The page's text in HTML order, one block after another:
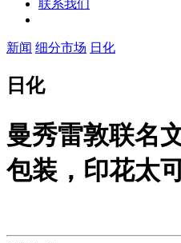
联系我们
新闻 细分市场 日化
日化
曼秀雷敦联名
包装，印花太